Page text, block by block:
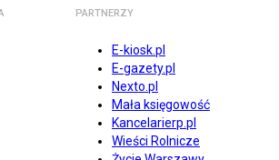
PARTNERZY
E-kiosk.pl
E-gazety.pl
Nexto.pl
Mała księgowość
Kancelarierp.pl
Wieści Rolnicze